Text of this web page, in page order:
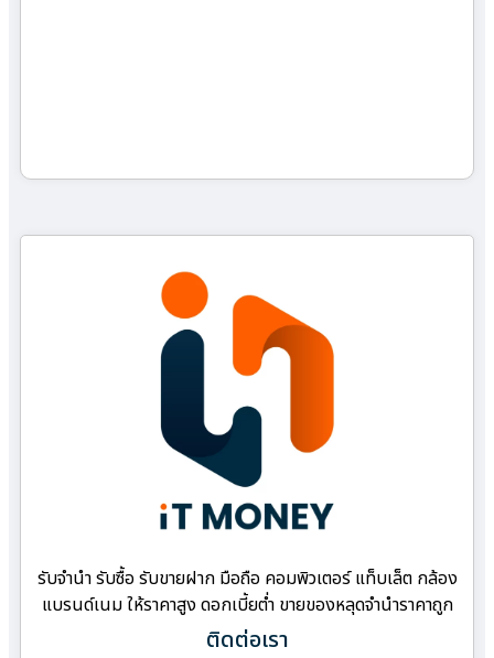
รับจำนำ รับซื้อ รับขายฝาก มือถือ คอมพิวเตอร์ แท็บเล็ต กล้อง
แบรนด์เนม ให้ราคาสูง ดอกเบี้ยต่ำ ขายของหลุดจำนำราคาถูก
ติดต่อเรา